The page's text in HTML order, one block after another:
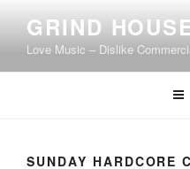
content
GRIND
Love Music – Dislike
SUNDAY HARDCORE